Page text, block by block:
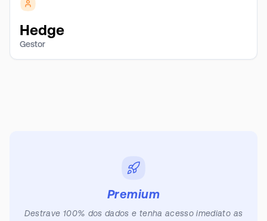
Hedge
Gestor
Premium
Destrave 100% dos dados e tenha acesso imediato as